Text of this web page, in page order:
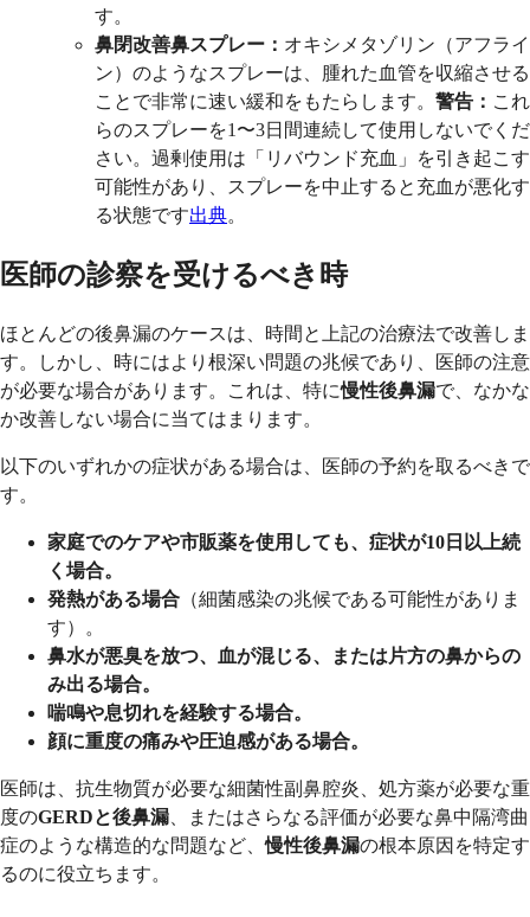
す。
鼻閉改善鼻スプレー： オキシメタゾリン（アフライ
ン）のようなスプレーは、腫れた血管を収縮させる
ことで非常に速い緩和をもたらします。 警告： これ
らのスプレーを1〜3日間連続して使用しないでくだ
さい。過剰使用は「リバウンド充血」を引き起こす
可能性があり、スプレーを中止すると充血が悪化す
る状態です出典。
医師の診察を受けるべき時
ほとんどの後鼻漏のケースは、時間と上記の治療法で改善しま
す。しかし、時にはより根深い問題の兆候であり、医師の注意
が必要な場合があります。これは、特に慢性後鼻漏で、なかな
か改善しない場合に当てはまります。
以下のいずれかの症状がある場合は、医師の予約を取るべきで
す。
家庭でのケアや市販薬を使用しても、症状が10日以上続
く場合。
発熱がある場合 （細菌感染の兆候である可能性がありま
す）。
鼻水が悪臭を放つ、血が混じる、または片方の鼻からの
み出る場合。
喘鳴や息切れを経験する場合。
顔に重度の痛みや圧迫感がある場合。
医師は、抗生物質が必要な細菌性副鼻腔炎、処方薬が必要な重
度のGERDと後鼻漏 、またはさらなる評価が必要な鼻中隔湾曲
症のような構造的な問題など、慢性後鼻漏の根本原因を特定す
るのに役立ちます。